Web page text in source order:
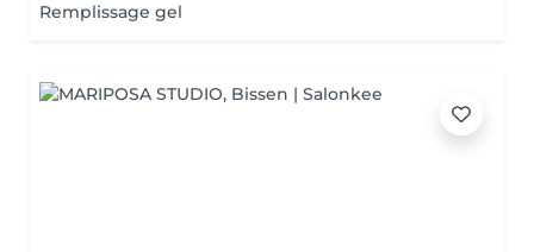
Remplissage gel